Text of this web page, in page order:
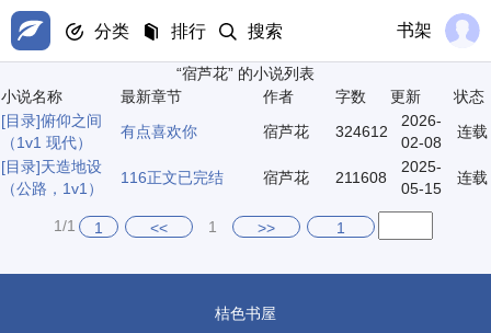
分类 排行 搜索 书架
“宿芦花” 的小说列表
小说名称
最新章节 作者 字数 更新
状态
[目录]俯仰之间
（1v1 现代）
有点喜欢你 宿芦花 324612
2026-
02-08
连载
[目录]天造地设
（公路，1v1）
116正文已完结 宿芦花 211608
2025-
05-15
连载
1/1 1 << 1 >> 1
桔色书屋